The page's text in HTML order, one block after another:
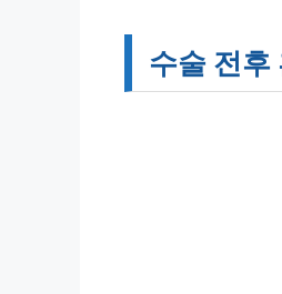
수술 전후